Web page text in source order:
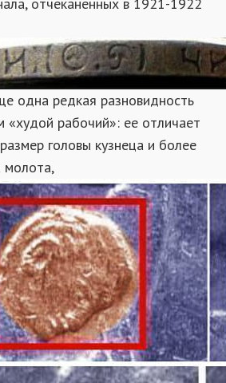
отчеканенных в 1921-1922
одна редкая разновидность
«худой рабочий»: ее отличает
головы кузнеца и более
молота,